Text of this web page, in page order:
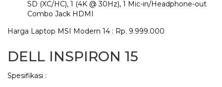
SD (XC/HC), 1 (4K @ 30Hz), 1 Mic-in/Headphone-out
Combo Jack HDMI
Harga Laptop MSI Modern 14 : Rp. 9.999.000
DELL INSPIRON 15
Spesifikasi :